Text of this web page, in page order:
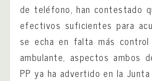
de teléfono, han contestado
efectivos suficientes para
se echa en falta más
ambulante, aspectos ambos
PP ya ha advertido en la